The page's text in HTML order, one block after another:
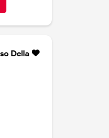
Della